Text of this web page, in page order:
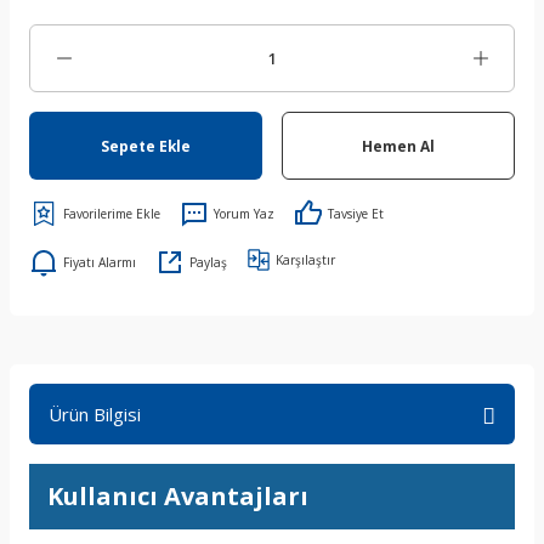
Sepete Ekle Hemen Al
Yorum Yaz Tavsiye Et
Fiyatı Alarmı Paylaş Karşılaştır
Ürün Bilgisi
Kullanıcı Avantajları